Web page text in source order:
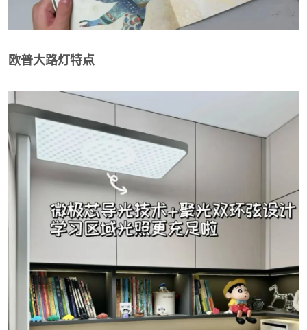
欧普大路灯特点